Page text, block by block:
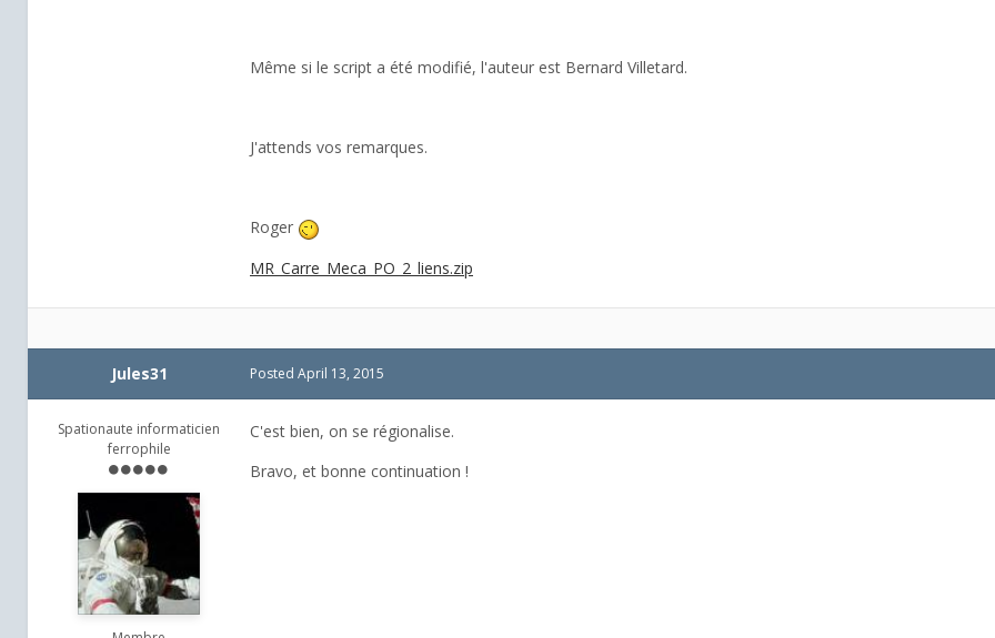
Même si le script a été modifié, l'auteur est Bernard Villetard.
J'attends vos remarques.
Roger
MR_Carre_Meca_PO_2_liens.zip
Jules31
Spationaute informaticien
ferrophile
Posted April 13, 2015
C'est bien, on se régionalise.
Bravo, et bonne continuation !